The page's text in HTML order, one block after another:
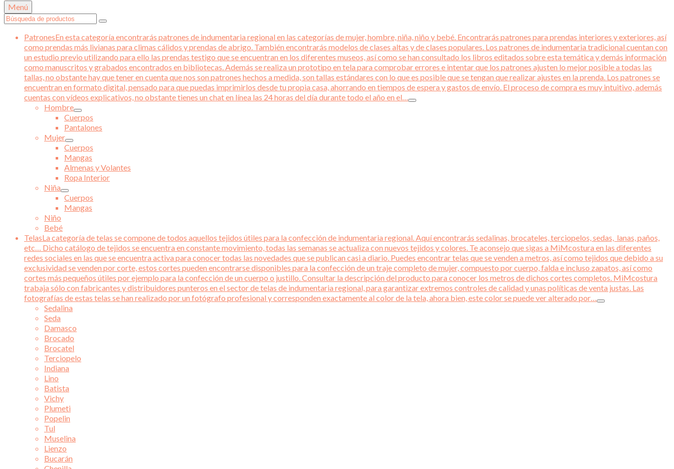
Menú
Buscar
PatronesEn esta categoría encontrarás patrones de indumentaria regional en las categorías de mujer, hombre, niña, niño y bebé. Encontrarás patrones para prendas interiores y exteriores, así
como prendas más livianas para climas cálidos y prendas de abrigo. También encontrarás modelos de clases altas y de clases populares. Los patrones de indumentaria tradicional cuentan con
un estudio previo utilizando para ello las prendas testigo que se encuentran en los diferentes museos, así como se han consultado los libros editados sobre esta temática y demás información
como manuscritos y grabados encontrados en bibliotecas. Además se realiza un prototipo en tela para comprobar errores e intentar que los patrones ajusten lo mejor posible a todas las
tallas, no obstante hay que tener en cuenta que nos son patrones hechos a medida, son tallas estándares con lo que es posible que se tengan que realizar ajustes en la prenda. Los patrones se
encuentran en formato digital, pensado para que puedas imprimirlos desde tu propia casa, ahorrando en tiempos de espera y gastos de envío. El proceso de compra es muy intuitivo, además
cuentas con vídeos explicativos, no obstante tienes un chat en línea las 24 horas del día durante todo el año en el…
Hombre
Cuerpos
Pantalones
Mujer
Cuerpos
Mangas
Almenas y Volantes
Ropa Interior
Niña
Cuerpos
Mangas
Niño
Bebé
TelasLa categoría de telas se compone de todos aquellos tejidos útiles para la confección de indumentaria regional. Aquí encontrarás sedalinas, brocateles, terciopelos, sedas, lanas, paños,
etc… Dicho catálogo de tejidos se encuentra en constante movimiento, todas las semanas se actualiza con nuevos tejidos y colores. Te aconsejo que sigas a MiMcostura en las diferentes
redes sociales en las que se encuentra activa para conocer todas las novedades que se publican casi a diario. Puedes encontrar telas que se venden a metros, así como tejidos que debido a su
exclusividad se venden por corte, estos cortes pueden encontrarse disponibles para la confección de un traje completo de mujer, compuesto por cuerpo, falda e incluso zapatos, así como
cortes más pequeños útiles por ejemplo para la confección de un cuerpo o justillo. Consultar la descripción del producto para conocer los metros de dichos cortes completos. MiMcostura
trabaja sólo con fabricantes y distribuidores punteros en el sector de telas de indumentaria regional, para garantizar extremos controles de calidad y unas políticas de venta justas. Las
fotografías de estas telas se han realizado por un fotógrafo profesional y corresponden exactamente al color de la tela, ahora bien, este color se puede ver alterado por…
Sedalina
Seda
Damasco
Brocado
Brocatel
Terciopelo
Indiana
Lino
Batista
Vichy
Plumeti
Popelin
Tul
Muselina
Lienzo
Bucarán